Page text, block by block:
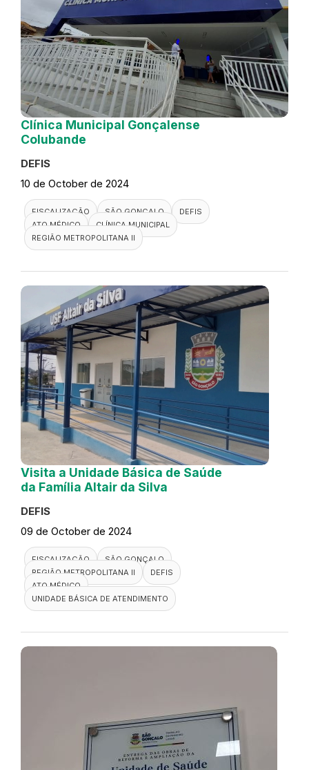
Clínica Municipal Gonçalense
Colubande
DEFIS
10 de October de 2024
FISCALIZAÇÃO SÃO GONÇALO
DEFIS
ATO MÉDICO
CLÍNICA MUNICIPAL
REGIÃO METROPOLITANA II
Visita a Unidade Básica de Saúde
da Família Altair da Silva
DEFIS
09 de October de 2024
FISCALIZAÇÃO
SÃO GONÇALO
REGIÃO METROPOLITANA II
DEFIS
ATO MÉDICO
UNIDADE BÁSICA DE ATENDIMENTO